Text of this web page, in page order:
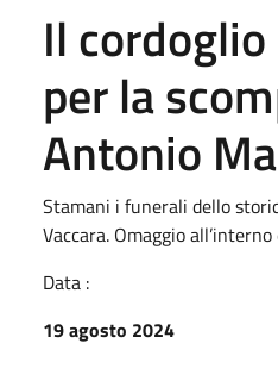
Il
per la
Antonio
Stamani i funerali dello
Vaccara. Omaggio
Data :
19 agosto 2024